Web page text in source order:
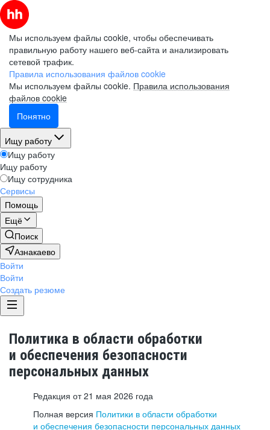
Мы используем файлы cookie, чтобы обеспечивать
правильную работу нашего веб-сайта и анализировать
сетевой трафик.
Правила использования файлов cookie
Мы используем файлы cookie. Правила использования
файлов cookie
Понятно
Ищу работу
Ищу работу
Ищу работу
Ищу сотрудника
Сервисы
Помощь
Ещё
Поиск
Азнакаево
Войти
Войти
Создать резюме
Политика в области обработки
и обеспечения безопасности
персональных данных
Редакция от 21 мая 2026 года
Полная версия Политики в области обработки
и обеспечения безопасности персональных данных